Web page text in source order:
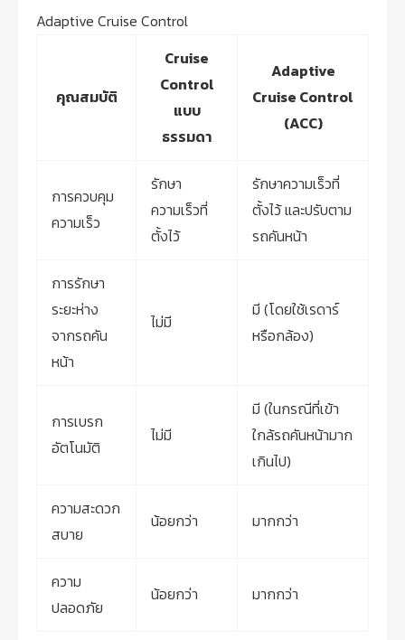
Adaptive Cruise Control
คุณสมบัติ
Cruise
Control
แบบ
ธรรมดา
Adaptive
Cruise Control
(ACC)
การควบคุม
ความเร็ว
รักษา
ความเร็วที่
ตั้งไว้
รักษาความเร็วที่
ตั้งไว้ และปรับตาม
รถคันหน้า
การรักษา
ระยะห่าง
จากรถคัน
หน้า
ไม่มี
มี (โดยใช้เรดาร์
หรือกล้อง)
การเบรก
อัตโนมัติ
ไม่มี
มี (ในกรณีที่เข้า
ใกล้รถคันหน้ามาก
เกินไป)
ความสะดวก
สบาย
น้อยกว่า มากกว่า
ความ
ปลอดภัย
น้อยกว่า มากกว่า